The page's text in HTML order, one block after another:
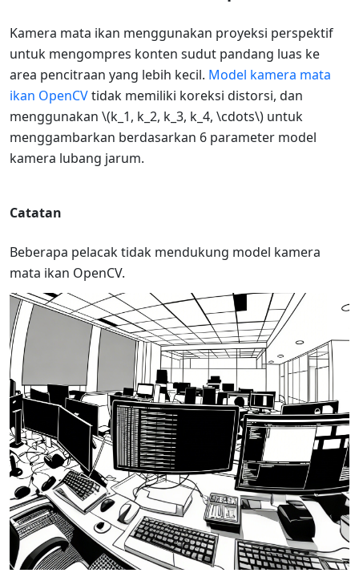
Kamera mata ikan menggunakan proyeksi perspektif
untuk mengompres konten sudut pandang luas ke
area pencitraan yang lebih kecil. Model kamera mata
ikan OpenCVtidak memiliki koreksi distorsi, dan
menggunakan \(k_1, k_2, k_3, k_4, \cdots\) untuk
menggambarkan berdasarkan 6 parameter model
kamera lubang jarum.
Catatan
Beberapa pelacak tidak mendukung model kamera
mata ikan OpenCV.